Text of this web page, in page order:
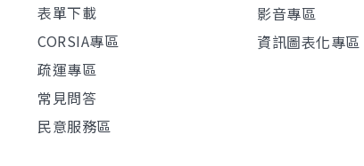
表單下載
CORSIA專區
疏運專區
常見問答
民意服務區
影音專區
資訊圖表化專區